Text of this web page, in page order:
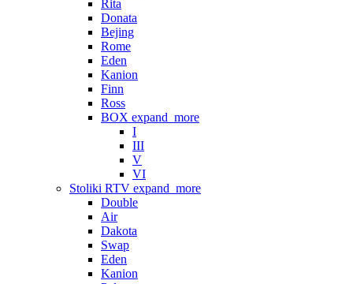
Rita
Donata
Bejing
Rome
Eden
Kanion
Finn
Ross
BOX expand_more
I
III
V
VI
Stoliki RTV expand_more
Double
Air
Dakota
Swap
Eden
Kanion